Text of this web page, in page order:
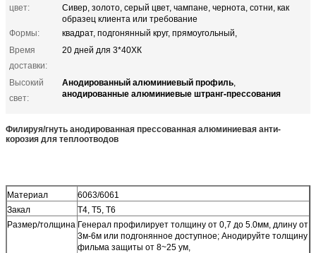
цвет:
Сивер, золото, серый цвет, чампане, чернота, сотни, как
образец клиента или требование
Формы:
квадрат, подгонянный круг, прямоугольный,
Время
доставки:
20 дней для 3*40ХК
Высокий
свет:
Анодированный алюминиевый профиль,
анодированные алюминиевые штранг-прессования
Филируя/гнуть анодированная прессованная алюминиевая анти-
корозия для теплоотводов
Материал
6063/6061
Закал
Т4, Т5, Т6
Размер/толщина Генерал профилирует толщину от 0,7 до 5.0мм, длину от
3м-6м или подгонянное доступное; Анодируйте толщину
фильма защиты от 8~25 ум,